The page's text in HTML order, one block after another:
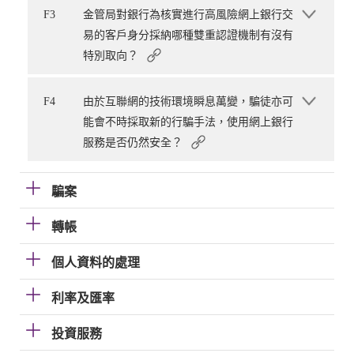
F3
金管局對銀行為核實進行高風險網上銀行交
易的客戶身分採納哪種雙重認證機制有沒有
特別取向？
F4
由於互聯網的技術環境瞬息萬變，騙徒亦可
能會不時採取新的行騙手法，使用網上銀行
服務是否仍然安全？
騙案
轉帳
個人資料的處理
利率及匯率
投資服務